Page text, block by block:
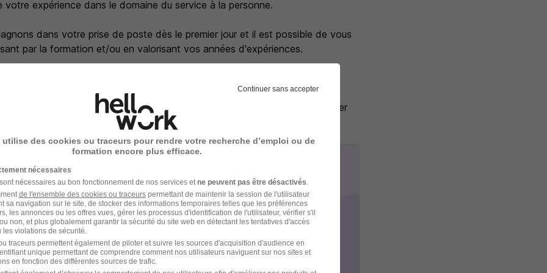
expérience dans le domaine du service à la personne.
dans votre prise de poste dès le premier jour et il est possible de vous
par la formation et/ou en valorisant vos années d'expériences.
de la charte de la diversité. En ce sens, nous nous engageons à étudier
avec la même importance.
recrutement
peuvent varier selon l'offre à laquelle vous postulez.
avec ou sans CV
téléphonique avec l’agence ou le siège selon le poste
Continuer sans accepter
utilise des cookies ou traceurs pour rendre votre recherche d’emploi ou de
formation encore plus efficace.
nécessaires
nécessaires au bon fonctionnement de nos services et ne peuvent pas être désactivés
de l'ensemble des cookies ou traceurspermettant de maintenir la session de l'utilisateur
sa navigation sur le site, de stocker des informations temporaires telles que les préférences
les annonces ou les offres vues, gérer les processus d'identification de l'utilisateur, vérifier s'il
non, et plus globalement garantir la sécurité du site web en détectant les tentatives d'accès
violations de sécurité.
traceurs permettent également de piloter et suivre les sources d'acquisition d'audience en
unique permettant de comprendre comment nos utilisateurs naviguent sur nos sites et
en fonction des différentes sources de trafic.